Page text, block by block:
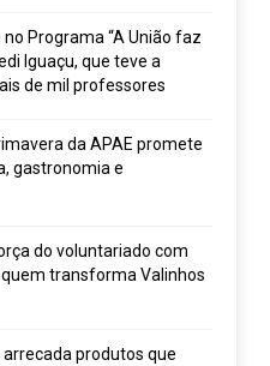
Programa “A União faz
Iguaçu, que teve a
de mil professores
da APAE promete
gastronomia e
do voluntariado com
transforma Valinhos
produtos que